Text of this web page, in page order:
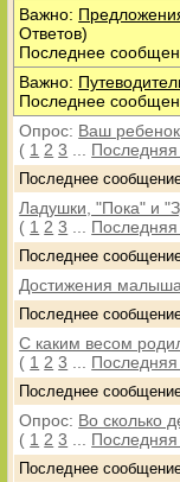
Важно:
Ответов)
Последнее
Важно:
Последнее
Опрос: Ваш
( 1 2 3
Последнее
Ладушки, "Пока" и
( 1 2 3
Последнее
Достижения
Последнее
С каким весом
( 1 2 3
Последнее
Опрос: Во сколько
( 1 2 3
Последнее